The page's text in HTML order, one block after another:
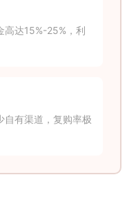
高达15%-25%，利
自有渠道，复购率极